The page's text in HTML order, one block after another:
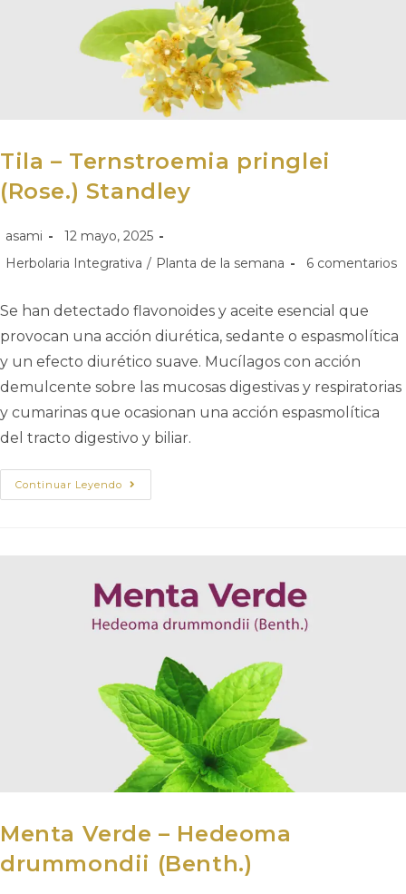
Tila – Ternstroemia pringlei
(Rose.) Standley
asami
12 mayo, 2025
Herbolaria Integrativa / Planta de la semana 6 comentarios
Se han detectado flavonoides y aceite esencial que
provocan una acción diurética, sedante o espasmolítica
y un efecto diurético suave. Mucílagos con acción
demulcente sobre las mucosas digestivas y respiratorias
y cumarinas que ocasionan una acción espasmolítica
del tracto digestivo y biliar.
Continuar Leyendo
Menta Verde – Hedeoma
drummondii (Benth.)